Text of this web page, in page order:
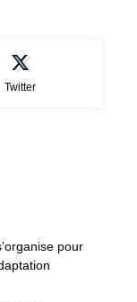
Twitter
pour